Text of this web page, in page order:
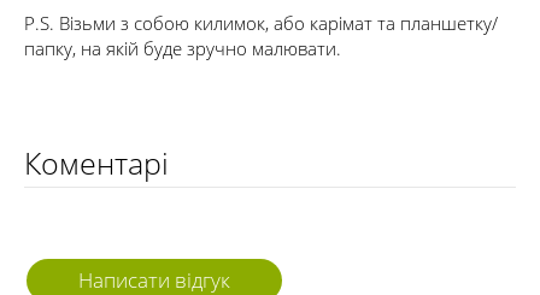
P.S. Візьми з собою килимок, або карімат та планшетку/
папку, на якій буде зручно малювати.
Коментарі
Написати відгук